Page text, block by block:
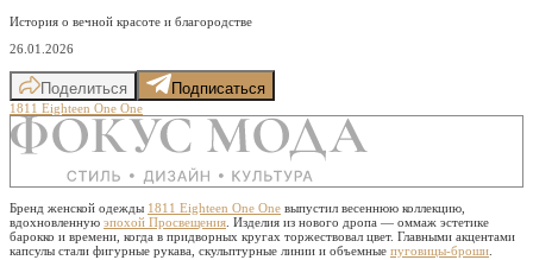
История о вечной красоте и благородстве
26.01.2026
Поделиться Подписаться
1811 Eighteen One One
Бренд женской одежды 1811 Eighteen One One выпустил весеннюю коллекцию,
вдохновленную эпохой Просвещения . Изделия из нового дропа — оммаж эстетике
барокко и времени, когда в придворных кругах торжествовал цвет. Главными акцентами
капсулы стали фигурные рукава, скульптурные линии и объемные пуговицы-броши